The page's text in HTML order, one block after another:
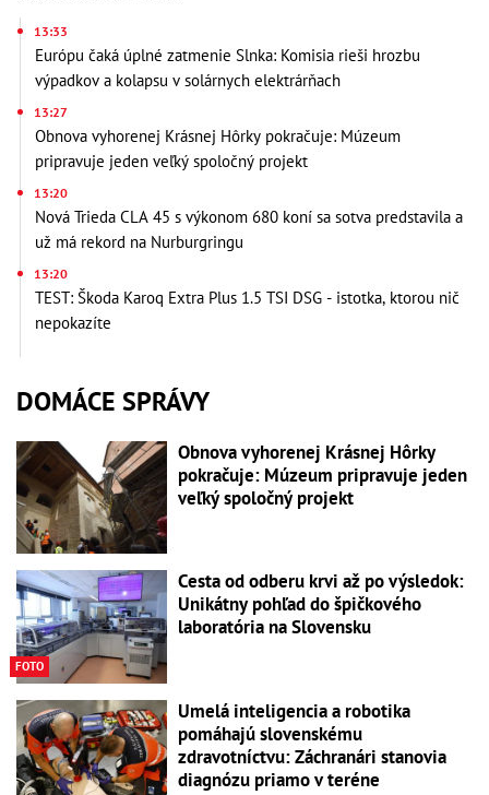
13:33
Európu čaká úplné zatmenie Slnka: Komisia rieši hrozbu
výpadkov a kolapsu v solárnych elektrárňach
13:27
Obnova vyhorenej Krásnej Hôrky pokračuje: Múzeum
pripravuje jeden veľký spoločný projekt
13:20
Nová Trieda CLA 45 s výkonom 680 koní sa sotva predstavila a
už má rekord na Nurburgringu
13:20
TEST: Škoda Karoq Extra Plus 1.5 TSI DSG - istotka, ktorou nič
nepokazíte
DOMÁCE SPRÁVY
Obnova vyhorenej Krásnej Hôrky
pokračuje: Múzeum pripravuje jeden
veľký spoločný projekt
FOTO
Cesta od odberu krvi až po výsledok:
Unikátny pohľad do špičkového
laboratória na Slovensku
Umelá inteligencia a robotika
pomáhajú slovenskému
zdravotníctvu: Záchranári stanovia
diagnózu priamo v teréne